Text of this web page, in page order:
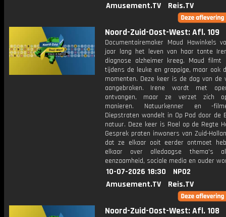
Amusement.TV
Reis.TV
Noord-Zuid-Oost-West: Afl. 109
Documentairemaker Maud Hawinkels
jaar lang het leven van haar tante
diagnose alzheimer kreeg. Maud filmt
tijdens de leuke en grappige, maar ook
momenten. Deze keer is de dag van de
aangebroken. Irene wordt met
ontvangen, maar ze verzet zich
manieren. Natuurkenner en -
Diepstraten wandelt in Op Pad door de
natuur. Deze keer is Roel op de Regte
Gesprek praten inwoners van Zuid-
dat ze elkaar ooit eerder ontmoet
elkaar over alledaagse thema's
eenzaamheid, sociale media en ouder
10-07-2026 18:30
NPO2
Amusement.TV
Reis.TV
Noord-Zuid-Oost-West: Afl. 108